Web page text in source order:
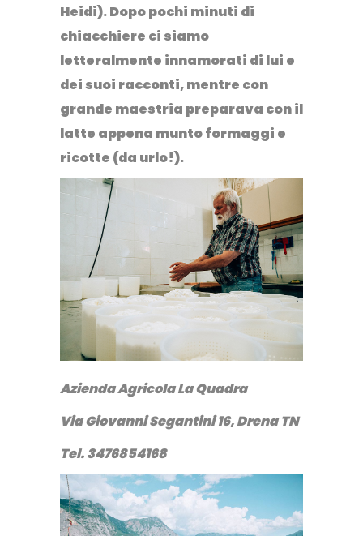
Heidi). Dopo pochi minuti di
chiacchiere ci siamo
letteralmente innamorati di lui e
dei suoi racconti, mentre con
grande maestria preparava con il
latte appena munto formaggi e
ricotte (da urlo!).
Azienda Agricola La Quadra
Via Giovanni Segantini 16, Drena TN
Tel. 3476854168